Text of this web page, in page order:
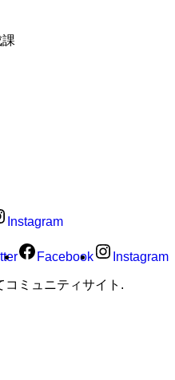
Instagram
Facebook Instagram
コミュニティサイト.